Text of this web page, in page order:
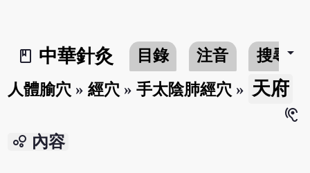
book_2
中華針灸 目錄 注音 搜尋arrow_drop_down
人體腧穴 »經穴 »手太陰肺經穴 » 天府
hearing
bubble_chart 內容